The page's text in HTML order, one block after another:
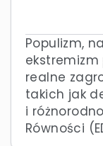
Populizm,
ekstremizm
realne
takich jak
i
Równości